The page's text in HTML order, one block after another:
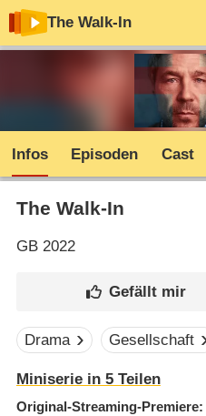
The Walk-In
Infos Episoden Cast
The Walk-In
GB2022
Drama Gesellschaft
Miniserie in 5 Teilen
Original-Streaming-Premiere